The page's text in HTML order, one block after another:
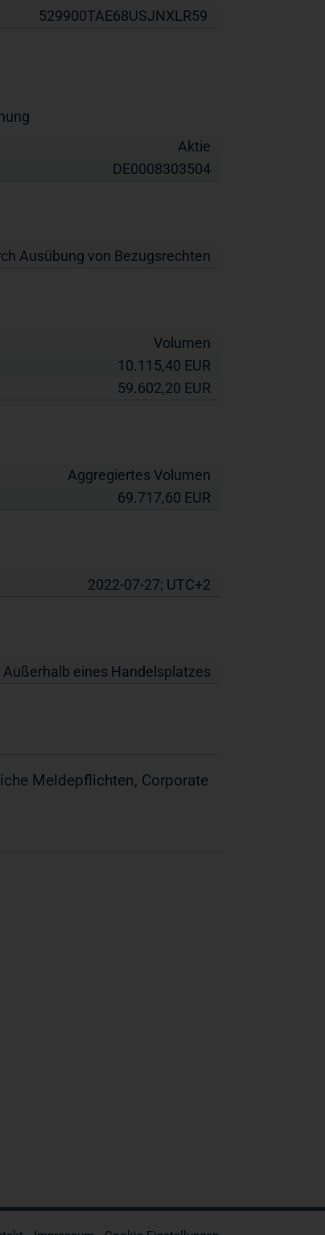
529900TAE68USJNXLR59
Aktie
DE0008303504
Ausübung von Bezugsrechten
Volumen
10.115,40 EUR
59.602,20 EUR
Aggregiertes Volumen
69.717,60 EUR
2022-07-27; UTC+2
Außerhalb eines Handelsplatzes
Meldepflichten, Corporate